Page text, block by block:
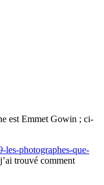
est Emmet Gowin ; ci-
photographes-que-
trouvé comment